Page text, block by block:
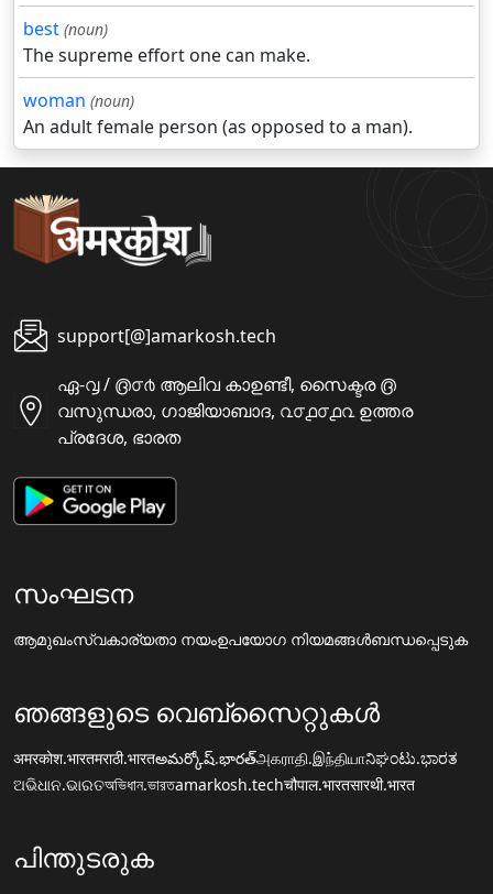
best (noun)
The supreme effort one can make.
woman (noun)
An adult female person (as opposed to a man).
support[@]amarkosh.tech
ഏ-൮ / ൫൦൪ ആലിവ കാഉണ്ടീ, സൈക്ടര ൫
വസുന്ധരാ, ഗാജിയാബാദ, ൨൦൧൦൧൨ ഉത്തര
പ്രദേശ, ഭാരത
സംഘടന
ആമുഖംസ്വകാര്യതാ നയംഉപയോഗ നിയമങ്ങൾബന്ധപ്പെടുക
ഞങ്ങളുടെ വെബ്സൈറ്റുകൾ
अमरकोश.भारतमराठी.भारतఅమర్కోష్.భారత్அகராதி.இந்தியாನಿಘಂಟು.ಭಾರತ
ଅଭିଧାନ.ଭାରତঅভিধান.ভারতamarkosh.techचौपाल.भारतसारथी.भारत
പിന്തുടരുക